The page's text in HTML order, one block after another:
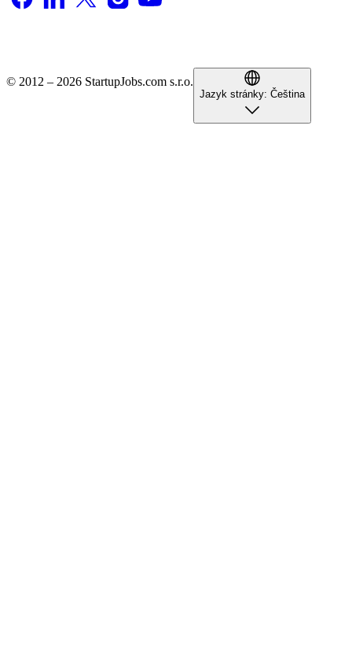
© 2012 – 2026 StartupJobs.com s.r.o.
Jazyk stránky: Čeština